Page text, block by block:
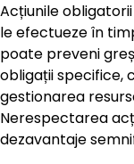
Acțiunile
le efectueze în
poate preveni
obligații specifice,
gestionarea
Nerespectarea
dezavantaje